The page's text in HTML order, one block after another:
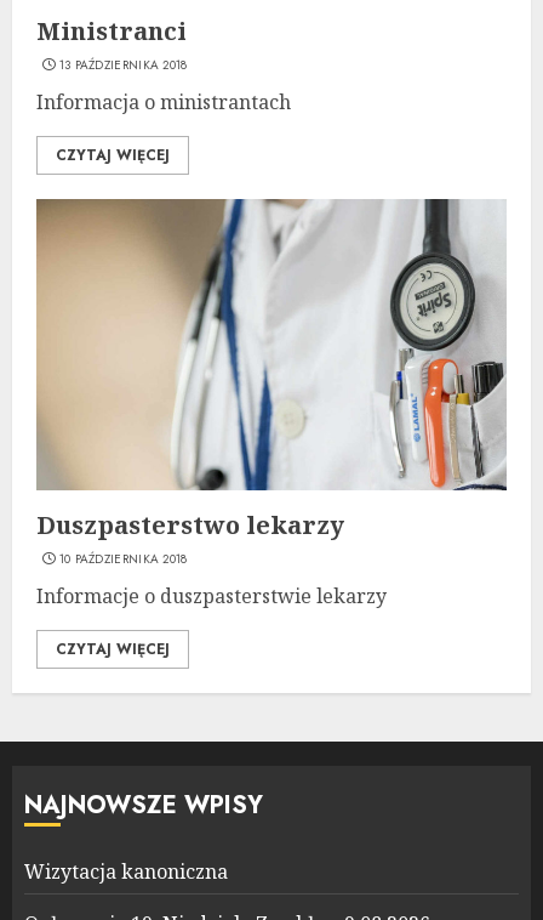
Ministranci
13 PAŹDZIERNIKA 2018
Informacja o ministrantach
CZYTAJ WIĘCEJ
Duszpasterstwo lekarzy
10 PAŹDZIERNIKA 2018
Informacje o duszpasterstwie lekarzy
CZYTAJ WIĘCEJ
NAJNOWSZE WPISY
Wizytacja kanoniczna